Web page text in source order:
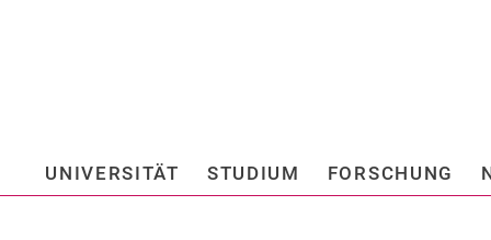
Springe direkt zu:
UNIVERSITÄT STUDIUM FORSCHUNG